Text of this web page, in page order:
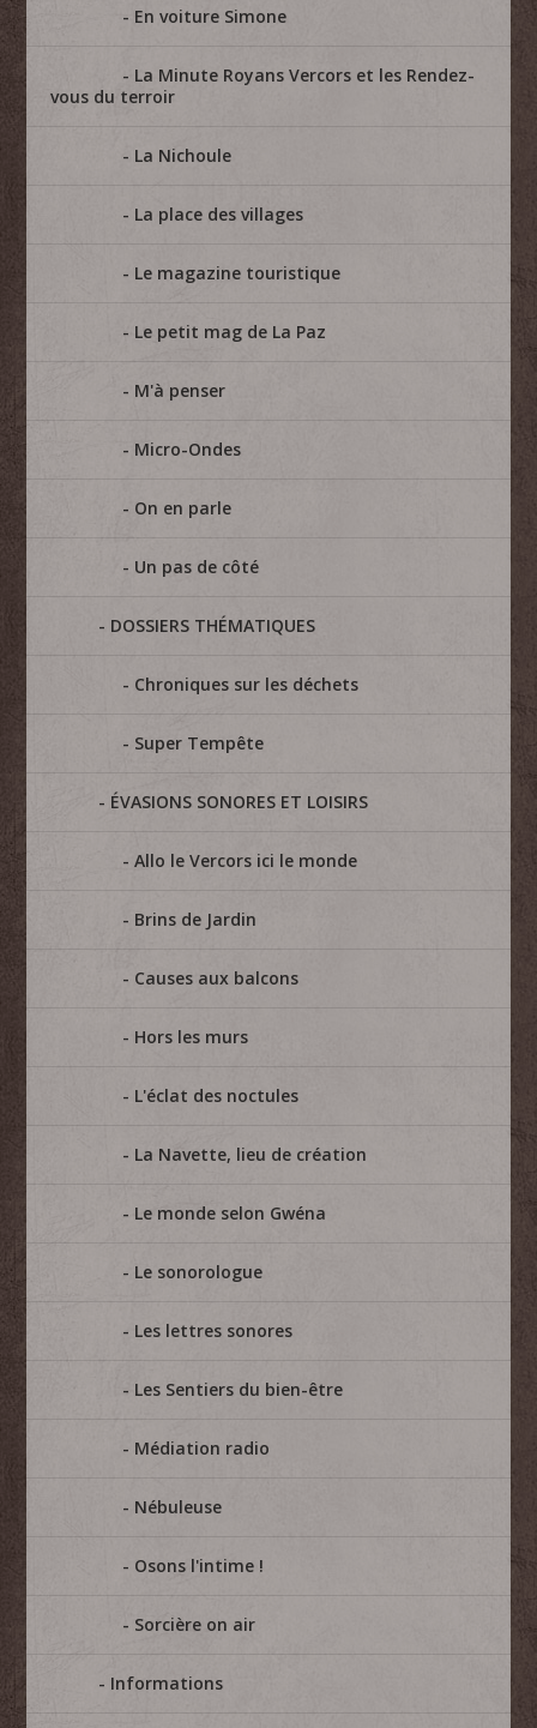
En voiture Simone
La Minute Royans Vercors et les Rendez-
vous du terroir
La Nichoule
La place des villages
Le magazine touristique
Le petit mag de La Paz
M'à penser
Micro-Ondes
On en parle
Un pas de côté
DOSSIERS THÉMATIQUES
Chroniques sur les déchets
Super Tempête
ÉVASIONS SONORES ET LOISIRS
Allo le Vercors ici le monde
Brins de Jardin
Causes aux balcons
Hors les murs
L'éclat des noctules
La Navette, lieu de création
Le monde selon Gwéna
Le sonorologue
Les lettres sonores
Les Sentiers du bien-être
Médiation radio
Nébuleuse
Osons l'intime !
Sorcière on air
Informations